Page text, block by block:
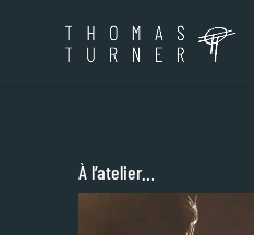
À l’atelier…